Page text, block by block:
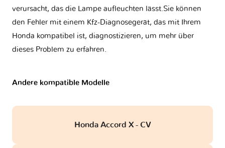
verursacht, das die Lampe aufleuchten lässt.Sie können
den Fehler mit einem Kfz-Diagnosegerät, das mit Ihrem
Honda kompatibel ist, diagnostizieren, um mehr über
dieses Problem zu erfahren.
Andere kompatible Modelle
Honda Accord X - CV